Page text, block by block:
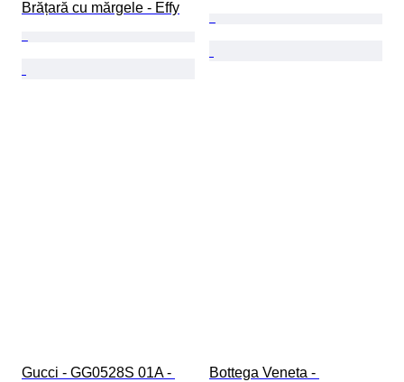
Brățară cu mărgele - Effy
Gucci - GG0528S 01A -
Bottega Veneta -